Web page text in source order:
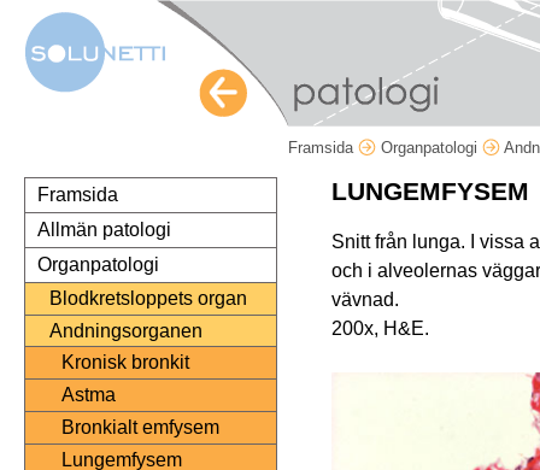
Framsida Organpatologi
Framsida
Allmän patologi
Organpatologi
Blodkretsloppets organ
Andningsorganen
Kronisk bronkit
Astma
Bronkialt emfysem
Lungemfysem
LUNGEMFYSEM
Snitt från lunga. I vissa
och i alveolernas
vävnad.
200x, H&E.